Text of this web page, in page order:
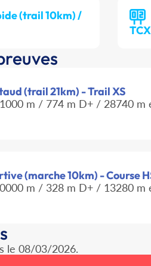
(trail 10km) /
TCX
(trail 21km) - Trail XS
m / 774 m D+ / 28740 m
(marche 10km) - Course
m / 328 m D+ / 13280 m
le 08/03/2026.